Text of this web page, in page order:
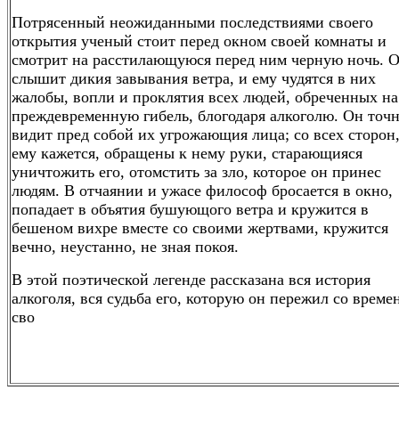
Потрясенный неожиданными последствиями своего
открытия ученый стоит перед окном своей комнаты и
смотрит на расстилающуюся перед ним черную ночь.
слышит дикия завывания ветра, и ему чудятся в них
жалобы, вопли и проклятия всех людей, обреченных на
преждевременную гибель, блогодаря алкоголю. Он
видит пред собой их угрожающия лица; со всех сторон,
ему кажется, обращены к нему руки, старающияся
уничтожить его, отомстить за зло, которое он принес
людям. В отчаянии и ужасе философ бросается в окно,
попадает в объятия бушующого ветра и кружится в
бешеном вихре вместе со своими жертвами, кружится
вечно, неустанно, не зная покоя.
В этой поэтической легенде рассказана вся история
алкоголя, вся судьба его, которую он пережил со
сво